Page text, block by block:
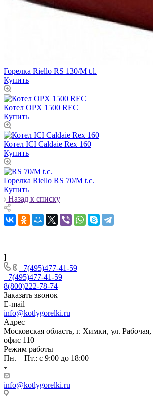
Горелка Riello RS 130/M t.l.
Купить
Котел OPX 1500 REC
Купить
Котел ICI Caldaie Rex 160
Купить
Горелка Riello RS 70/M t.c.
Купить
Назад к списку
]
+7(495)477-41-59
+7(495)477-41-59
8(800)222-78-74
Заказать звонок
E-mail
info@kotlygorelki.ru
Адрес
Московская область, г. Химки, ул.
офис 110
Режим работы
Пн. – Пт.: с 9:00 до 18:00
info@kotlygorelki.ru